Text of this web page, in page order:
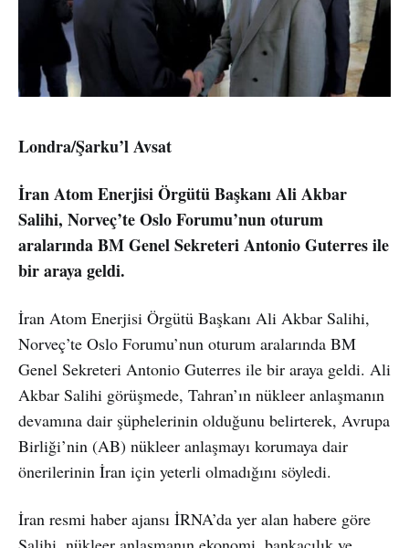
Londra/Şarku’l Avsat
İran Atom Enerjisi Örgütü Başkanı Ali Akbar
Salihi, Norveç’te Oslo Forumu’nun oturum
aralarında BM Genel Sekreteri Antonio Guterres ile
bir araya geldi.
İran Atom Enerjisi Örgütü Başkanı Ali Akbar Salihi,
Norveç’te Oslo Forumu’nun oturum aralarında BM
Genel Sekreteri Antonio Guterres ile bir araya geldi. Ali
Akbar Salihi görüşmede, Tahran’ın nükleer anlaşmanın
devamına dair şüphelerinin olduğunu belirterek, Avrupa
Birliği’nin (AB) nükleer anlaşmayı korumaya dair
önerilerinin İran için yeterli olmadığını söyledi.
İran resmi haber ajansı İRNA’da yer alan habere göre